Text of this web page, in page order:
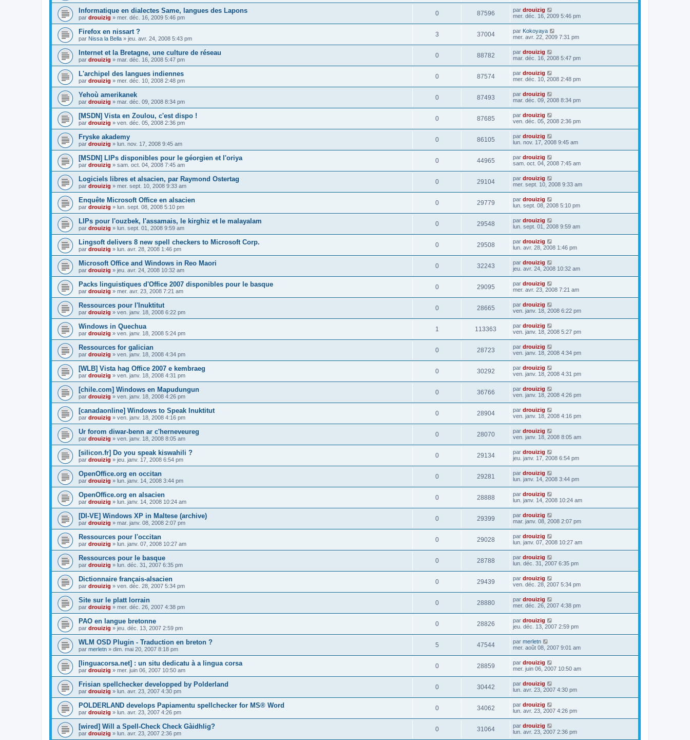
Informatique en dialectes Same, langues des Lapons
par drouizig » mer. déc. 16, 2009 5:46 pm
0 87596 par drouizig
mer. déc. 16, 2009 5:46 pm
Firefox en nissart ?
par Nissa la Bella » jeu. avr. 24, 2008 5:43 pm
3 37004 par Kokoyaya
mer. avr. 22, 2009 7:31 pm
Internet et la Bretagne, une culture de réseau
par drouizig » mar. déc. 16, 2008 5:47 pm
0 88782 par drouizig
mar. déc. 16, 2008 5:47 pm
L'archipel des langues indiennes
par drouizig » mer. déc. 10, 2008 2:48 pm
0 87574 par drouizig
mer. déc. 10, 2008 2:48 pm
Yehoù amerikanek
par drouizig » mar. déc. 09, 2008 8:34 pm
0 87493 par drouizig
mar. déc. 09, 2008 8:34 pm
[MSDN] Vista en Zoulou, c'est dispo !
par drouizig » ven. déc. 05, 2008 2:36 pm
0 87685 par drouizig
ven. déc. 05, 2008 2:36 pm
Fryske akademy
par drouizig » lun. nov. 17, 2008 9:45 am
0 86105 par drouizig
lun. nov. 17, 2008 9:45 am
[MSDN] LIPs disponibles pour le géorgien et l'oriya
par drouizig » sam. oct. 04, 2008 7:45 am
0 44965 par drouizig
sam. oct. 04, 2008 7:45 am
Logiciels libres et alsacien, par Raymond Ostertag
par drouizig » mer. sept. 10, 2008 9:33 am
0 29104 par drouizig
mer. sept. 10, 2008 9:33 am
Enquête Microsoft Office en alsacien
par drouizig » lun. sept. 08, 2008 5:10 pm
0 29779 par drouizig
lun. sept. 08, 2008 5:10 pm
LIPs pour l'ouzbek, l'assamais, le kirghiz et le malayalam
par drouizig » lun. sept. 01, 2008 9:59 am
0 29548 par drouizig
lun. sept. 01, 2008 9:59 am
Lingsoft delivers 8 new spell checkers to Microsoft Corp.
par drouizig » lun. avr. 28, 2008 1:46 pm
0 29508 par drouizig
lun. avr. 28, 2008 1:46 pm
Microsoft Office and Windows in Reo Maori
par drouizig » jeu. avr. 24, 2008 10:32 am
0 32243 par drouizig
jeu. avr. 24, 2008 10:32 am
Packs linguistiques d'Office 2007 disponibles pour le basque
par drouizig » mer. avr. 23, 2008 7:21 am
0 29095 par drouizig
mer. avr. 23, 2008 7:21 am
Ressources pour l'Inuktitut
par drouizig » ven. janv. 18, 2008 6:22 pm
0 28665 par drouizig
ven. janv. 18, 2008 6:22 pm
Windows in Quechua
par drouizig » ven. janv. 18, 2008 5:24 pm
1 113363 par drouizig
ven. janv. 18, 2008 5:27 pm
Ressources for galician
par drouizig » ven. janv. 18, 2008 4:34 pm
0 28723 par drouizig
ven. janv. 18, 2008 4:34 pm
[WLB] Vista hag Office 2007 e kembraeg
par drouizig » ven. janv. 18, 2008 4:31 pm
0 30292 par drouizig
ven. janv. 18, 2008 4:31 pm
[chile.com] Windows en Mapudungun
par drouizig » ven. janv. 18, 2008 4:26 pm
0 36766 par drouizig
ven. janv. 18, 2008 4:26 pm
[canadaonline] Windows to Speak Inuktitut
par drouizig » ven. janv. 18, 2008 4:16 pm
0 28904 par drouizig
ven. janv. 18, 2008 4:16 pm
Ur forom diwar-benn ar c'herneveureg
par drouizig » ven. janv. 18, 2008 8:05 am
0 28070 par drouizig
ven. janv. 18, 2008 8:05 am
[silicon.fr] Do you speak kiswahili ?
par drouizig » jeu. janv. 17, 2008 6:54 pm
0 29134 par drouizig
jeu. janv. 17, 2008 6:54 pm
OpenOffice.org en occitan
par drouizig » lun. janv. 14, 2008 3:44 pm
0 29281 par drouizig
lun. janv. 14, 2008 3:44 pm
OpenOffice.org en alsacien
par drouizig » lun. janv. 14, 2008 10:24 am
0 28888 par drouizig
lun. janv. 14, 2008 10:24 am
[DI-VE] Windows XP in Maltese (archive)
par drouizig » mar. janv. 08, 2008 2:07 pm
0 29399 par drouizig
mar. janv. 08, 2008 2:07 pm
Ressources pour l'occitan
par drouizig » lun. janv. 07, 2008 10:27 am
0 29028 par drouizig
lun. janv. 07, 2008 10:27 am
Ressources pour le basque
par drouizig » lun. déc. 31, 2007 6:35 pm
0 28788 par drouizig
lun. déc. 31, 2007 6:35 pm
Dictionnaire français-alsacien
par drouizig » ven. déc. 28, 2007 5:34 pm
0 29439 par drouizig
ven. déc. 28, 2007 5:34 pm
Site sur le platt lorrain
par drouizig » mer. déc. 26, 2007 4:38 pm
0 28880 par drouizig
mer. déc. 26, 2007 4:38 pm
PAO en langue bretonne
par drouizig » jeu. déc. 13, 2007 2:59 pm
0 28826 par drouizig
jeu. déc. 13, 2007 2:59 pm
WLM OSD Plugin - Traduction en breton ?
par merletn » dim. mai 20, 2007 8:18 pm
5 47544 par merletn
mer. août 08, 2007 9:01 am
[linguacorsa.net] : un situ dedicatu à a lingua corsa
par drouizig » mer. juin 06, 2007 10:50 am
0 28859 par drouizig
mer. juin 06, 2007 10:50 am
Frisian spellchecker developped by Polderland
par drouizig » lun. avr. 23, 2007 4:30 pm
0 30442 par drouizig
lun. avr. 23, 2007 4:30 pm
POLDERLAND develops Papiamentu spellchecker for MS® Word
par drouizig » lun. avr. 23, 2007 4:26 pm
0 34062 par drouizig
lun. avr. 23, 2007 4:26 pm
[wired] Will a Spell-Check Check Gàidhlig?
par drouizig » lun. avr. 23, 2007 2:36 pm
0 31064 par drouizig
lun. avr. 23, 2007 2:36 pm